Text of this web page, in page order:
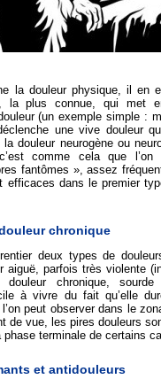
la douleur physique, il en
la plus connue, qui met
(un exemple simple :
une vive douleur
douleur neurogène ou
comme cela que l’on
fantômes », assez
efficaces dans le premier
chronique
deux types de
aiguë, parfois très violente
chronique,
à vivre du fait qu’elle
peut observer dans le
de vue, les pires douleurs
terminale de certains
et antidouleurs